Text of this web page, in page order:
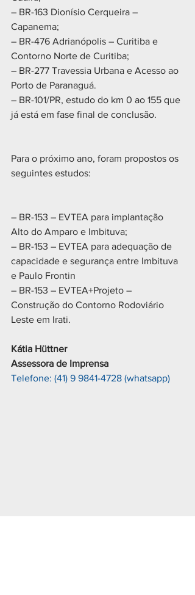
– BR-163 Dionísio Cerqueira –
Capanema;
– BR-476 Adrianópolis – Curitiba e
Contorno Norte de Curitiba;
– BR-277 Travessia Urbana e Acesso ao
Porto de Paranaguá.
– BR-101/PR, estudo do km 0 ao 155 que
já está em fase final de conclusão.
Para o próximo ano, foram propostos os
seguintes estudos:
– BR-153 – EVTEA para implantação
Alto do Amparo e Imbituva;
– BR-153 – EVTEA para adequação de
capacidade e segurança entre Imbituva
e Paulo Frontin
– BR-153 – EVTEA+Projeto –
Construção do Contorno Rodoviário
Leste em Irati.
Kátia Hüttner
Assessora de Imprensa
Telefone: (41) 9 9841-4728 (whatsapp)